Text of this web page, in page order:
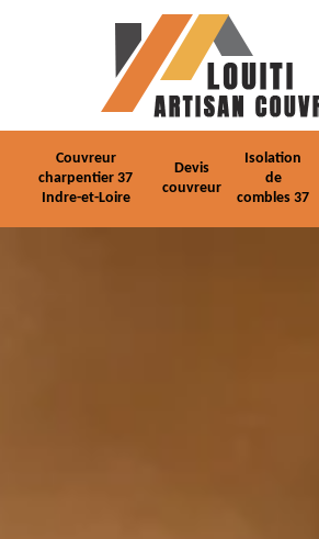
Couvreur
charpentier 37
Indre-et-Loire
Devis
couvreur
Isolation
de
combles 37